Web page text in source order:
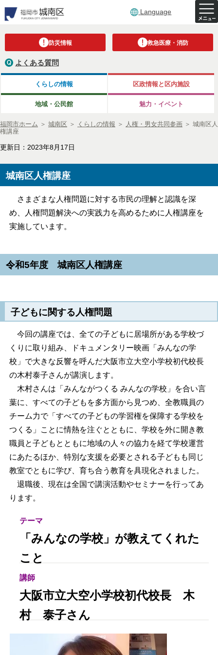
Language
防災情報 救急医療・消防
よくある質問
くらしの情報 区政情報と区内施設
地域・公民館 魅力・イベント
福岡市ホーム ＞ 城南区 ＞ くらしの情報 ＞ 人権・男女共同参画 ＞ 城南区人
権講座
更新日：2023年8月17日
城南区人権講座
さまざまな人権問題に対する市民の理解と認識を深
め、人権問題解決への実践力を高めるために人権講座を
実施しています。
令和5年度 城南区人権講座
子どもに関する人権問題
今回の講座では、全ての子どもに居場所がある学校づ
くりに取り組み、ドキュメンタリー映画「みんなの学
校」で大きな反響を呼んだ大阪市立大空小学校初代校長
の木村泰子さんが講演します。
木村さんは「みんながつくる みんなの学校」を合い言
葉に、すべての子どもを多方面から見つめ、全教職員の
チーム力で「すべての子どもの学習権を保障する学校を
つくる」ことに情熱を注ぐとともに、学校を外に開き教
職員と子どもとともに地域の人々の協力を経て学校運営
にあたるほか、特別な支援を必要とされる子どもも同じ
教室でともに学び、育ち合う教育を具現化されました。
退職後、現在は全国で講演活動やセミナーを行ってあ
ります。
テーマ
「みんなの学校」が教えてくれた
こと
講師
大阪市立大空小学校初代校長 木
村 泰子さん